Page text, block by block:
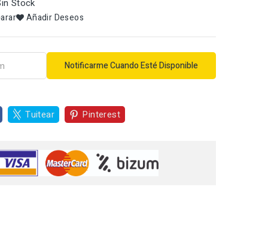
Stock
Añadir Deseos
Notificarme Cuando Esté Disponible
Tuitear Pinterest